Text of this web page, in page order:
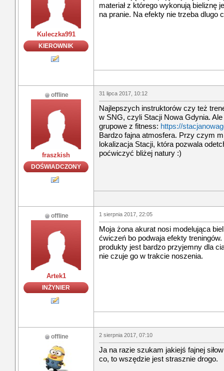
Kuleczka991
KIEROWNIK
materiał z którego wykonują bieliznę
na pranie. Na efekty nie trzeba dlugo
offline
fraszkish
DOŚWIADCZONY
31 lipca 2017, 10:12
Najlepszych instruktorów czy też
w SNG, czyli Stacji Nowa Gdynia.
grupowe z fitness: https://
Bardzo fajna atmosfera. Przy czym
lokalizacja Stacji, która pozwala
poćwiczyć bliżej natury :)
offline
Artek1
INŻYNIER
1 sierpnia 2017, 22:05
Moja żona akurat nosi modelująca
ćwiczeń bo podwaja efekty
produkty jest bardzo przyjemny dla
nie czuje go w trakcie noszenia.
offline 2 sierpnia 2017, 07:10
Ja na razie szukam jakiejś fajnej
co, to wszędzie jest strasznie drogo.